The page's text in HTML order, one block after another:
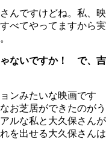
んですけどね。私、映
べてやってますから実
ないですか！ で、吉
ンみたいな映画です
お芝居ができたのがう
ルな私と大久保さんが
を出せる大久保さんは